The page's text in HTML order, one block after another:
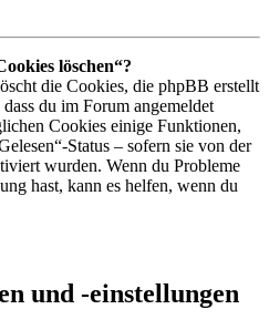
löschen“?
die Cookies, die phpBB erstellt
du im Forum angemeldet
Cookies einige Funktionen,
Status – sofern sie von der
wurden. Wenn du Probleme
hast, kann es helfen, wenn du
und -einstellungen